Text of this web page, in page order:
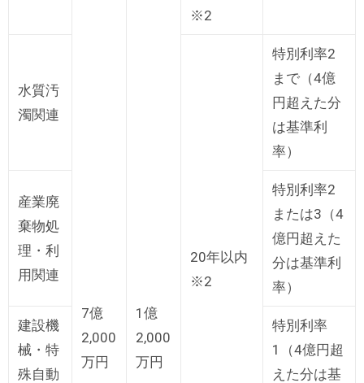
7億
2,000
万円
1億
2,000
万円
※2
水質汚
濁関連
20年以内
※2
特別利率2
まで（4億
円超えた分
は基準利
率）
産業廃
棄物処
理・利
用関連
特別利率2
または3（4
億円超えた
分は基準利
率）
建設機
械・特
殊自動
特別利率
1（4億円超
えた分は基